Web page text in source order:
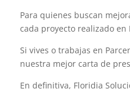
Para quienes buscan
cada proyecto realizado
Si vives o trabajas en
nuestra mejor carta de
En definitiva, Floridia